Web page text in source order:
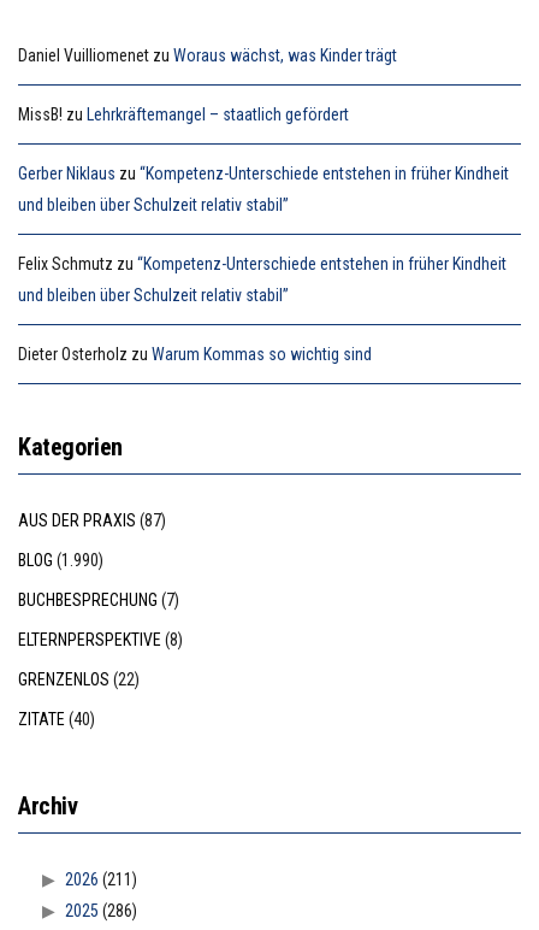
Daniel Vuilliomenet zu Woraus wächst, was Kinder trägt
MissB! zu Lehrkräftemangel – staatlich gefördert
Gerber Niklaus zu “Kompetenz-Unterschiede entstehen in früher Kindheit
und bleiben über Schulzeit relativ stabil”
Felix Schmutz zu “Kompetenz-Unterschiede entstehen in früher Kindheit
und bleiben über Schulzeit relativ stabil”
Dieter Osterholz zu Warum Kommas so wichtig sind
Kategorien
AUS DER PRAXIS (87)
BLOG (1.990)
BUCHBESPRECHUNG (7)
ELTERNPERSPEKTIVE(8)
GRENZENLOS (22)
ZITATE(40)
Archiv
2026 (211)
2025 (286)